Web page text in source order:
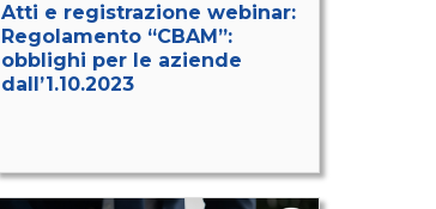
Atti e registrazione webinar:
Regolamento “CBAM”:
obblighi per le aziende
dall’1.10.2023